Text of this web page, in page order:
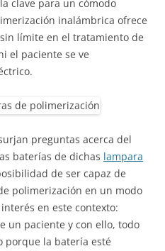
clave para un cómodo
inalámbrica ofrece
límite en el tratamiento de
el paciente se ve
preguntas acerca del
baterías de dichas lampara
de ser capaz de
polimerización en un modo
en este contexto:
un paciente y con ello, todo
porque la batería esté